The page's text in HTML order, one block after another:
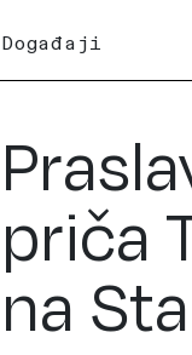
Događaji
priča
na